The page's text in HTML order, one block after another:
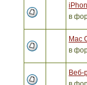
в
Mac
в
Веб-